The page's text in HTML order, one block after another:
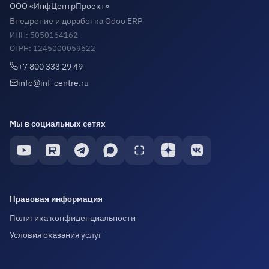
ООО «ИнфЦентрПроект»
Внедрение и доработка Odoo ERP
ИНН: 5050164162
ОГРН: 1245000059622
+7 800 333 29 49
info@inf-centre.ru
Мы в социальных сетях
Правовая информация
Политика конфиденциальности
Условия оказания услуг